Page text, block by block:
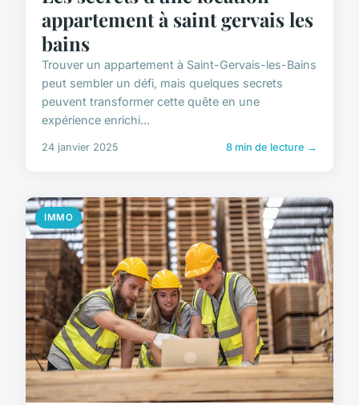
appartement à saint gervais les
bains
Trouver un appartement à Saint-Gervais-les-Bains
peut sembler un défi, mais quelques secrets
peuvent transformer cette quête en une
expérience enrichi...
24 janvier 2025 8 min de lecture →
IMMO